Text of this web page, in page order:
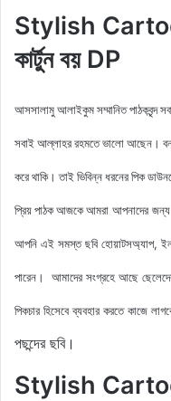
Stylish
কার্টুন বয় DP
আসসালামু আলাইকুম সম্মানিত পাঠকবৃন্দ
সবাই আল্লাহর রহমতে ভালো আছেন।
করে থাকি। তাই ভিবিন্ন ধরনের পিক
প্রিয় পাঠক আজকেআমরা আপনাদের জন্য
আপনি এই সমস্ত ছবি হোয়াটসঅ্যাপ,
পারেন। আমাদের সংগ্রহে আছে
পিকচার হিসেবে ব্যবহার করতে কাজে
পছন্দের ছবি।
Stylish